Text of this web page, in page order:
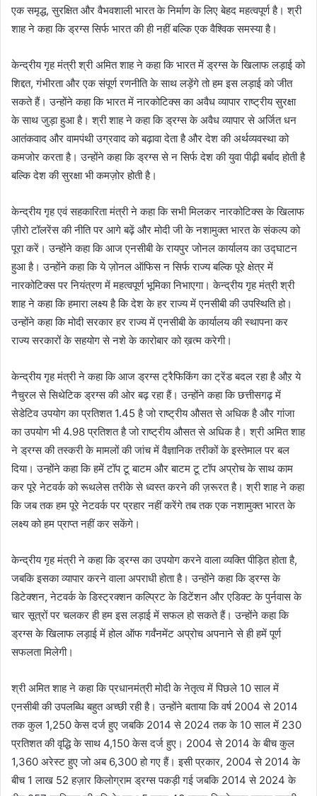
एक समृद्ध, सुरक्षित और वैभवशाली भारत के निर्माण के लिए बेहद महत्वपूर्ण है। श्री
शाह ने कहा कि ड्रग्स सिर्फ भारत की ही नहीं बल्कि एक वैश्विक समस्या है।
केन्द्रीय गृह मंत्री श्री अमित शाह ने कहा कि भारत में ड्रग्स के खिलाफ लड़ाई को
शिद्दत, गंभीरता और एक संपूर्ण रणनीति के साथ लड़ेंगे तो हम इस लड़ाई को जीत
सकते हैं। उन्होंने कहा कि भारत में नारकोटिक्स का अवैध व्यापार राष्ट्रीय सुरक्षा
के साथ जुड़ा हुआ है। श्री शाह ने कहा कि ड्रग्स के अवैध व्यापार से अर्जित धन
आतंकवाद और वामपंथी उग्रवाद को बढ़ावा देता है और देश की अर्थव्यवस्था को
कमजोर करता है। उन्होंने कहा कि ड्रग्स से न सिर्फ देश की युवा पीढ़ी बर्बाद होती है
बल्कि देश की सुरक्षा भी कमज़ोर होती है।
केन्द्रीय गृह एवं सहकारिता मंत्री ने कहा कि सभी मिलकर नारकोटिक्स के खिलाफ
ज़ीरो टॉलरेंस की नीति पर आगे बढ़ें और मोदी जी के नशामुक्त भारत के संकल्प को
पूरा करें। उन्होंने कहा कि आज एनसीबी के रायपुर जोनल कार्यालय का उद्घाटन
हुआ है। उन्होंने कहा कि ये ज़ोनल ऑफिस न सिर्फ राज्य बल्कि पूरे क्षेत्र में
नारकोटिक्स पर नियंत्रण में महत्वपूर्ण भूमिका निभाएगा। केन्द्रीय गृह मंत्री श्री
शाह ने कहा कि हमारा लक्ष्य है कि देश के हर राज्य में एनसीबी की उपस्थिति हो।
उन्होंने कहा कि मोदी सरकार हर राज्य में एनसीबी के कार्यालय की स्थापना कर
राज्य सरकारों के सहयोग से नशे के कारोबार को ख़त्म करेगी।
केन्द्रीय गृह मंत्री ने कहा कि आज ड्रग्स ट्रैफिकिंग का ट्रेंड बदल रहा है औऱ ये
नैचुरल से सिथेटिक ड्रग्स की ओर बढ़ रहा हैं। उन्होंने कहा कि छत्तीसगढ़ में
सेडेटिव उपयोग का प्रतिशत 1.45 है जो राष्ट्रीय औसत से अधिक है और गांजा
का उपयोग भी 4.98 प्रतिशत है जो राष्ट्रीय औसत से अधिक है। श्री अमित शाह
ने ड्रग्स की तस्करी के मामलों की जांच में वैज्ञानिक तरीकों के इस्तेमाल पर बल
दिया। उन्होंने कहा कि हमें टॉप टू बाटम और बाटम टू टॉप अप्रोच के साथ काम
कर पूरे नेटवर्क को रूथलेस तरीके से ध्वस्त करने की ज़रूरत है। श्री शाह ने कहा
कि जब तक हम पूरे नेटवर्क पर प्रहार नहीं करेंगे तब तक एक नशामुक्त भारत के
लक्ष्य को हम प्राप्त नहीं कर सकेंगे।
केन्द्रीय गृह मंत्री ने कहा कि ड्रग्स का उपयोग करने वाला व्यक्ति पीड़ित होता है,
जबकि इसका व्यापार करने वाला अपराधी होता है। उन्होंने कहा कि ड्रग्स के
डिटेक्शन, नेटवर्क के डिस्ट्रक्शन कल्प्रिट के डिटेंशन और एडिक्ट के पुर्नवास के
चार सूत्रों पर चलकर ही हम इस लड़ाई में सफल हो सकते हैं। उन्होंने कहा कि
ड्रग्स के खिलाफ लड़ाई में होल ऑफ गर्वंनमेंट अप्रोच अपनाने से ही हमें पूर्ण
सफलता मिलेगी।
श्री अमित शाह ने कहा कि प्रधानमंत्री मोदी के नेतृत्व में पिछले 10 साल में
एनसीबी की उपलब्धि बहुत अच्छी रही है। उन्होंने बताया कि वर्ष 2004 से 2014
तक कुल 1,250 केस दर्ज हुए जबकि 2014 से 2024 तक के 10 साल में 230
प्रतिशत की वृद्धि के साथ 4,150 केस दर्ज हुए। 2004 से 2014 के बीच कुल
1,360 अरेस्ट हुए जो अब 6,300 हो गए हैं। इसी प्रकार, 2004 से 2014 के
बीच 1 लाख 52 हज़ार किलोग्राम ड्रग्स पकड़ी गई जबकि 2014 से 2024 के